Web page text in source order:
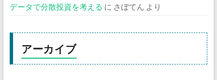
データで分散投資を考える に さぼてん より
アーカイブ